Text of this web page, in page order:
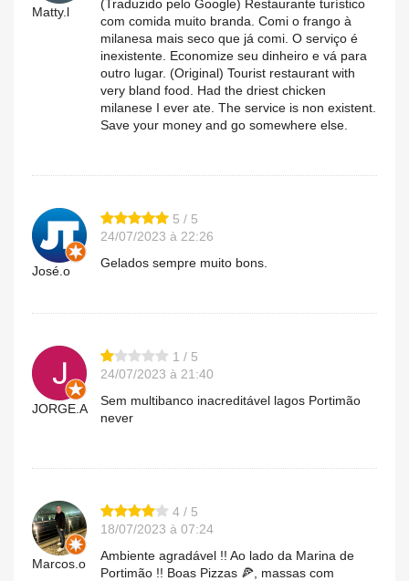
Matty.l
(Traduzido pelo Google) Restaurante turístico
com comida muito branda. Comi o frango à
milanesa mais seco que já comi. O serviço é
inexistente. Economize seu dinheiro e vá para
outro lugar. (Original) Tourist restaurant with
very bland food. Had the driest chicken
milanese I ever ate. The service is non existent.
Save your money and go somewhere else.
José.o
5 / 5
24/07/2023 à 22:26
Gelados sempre muito bons.
JORGE.A
1 / 5
24/07/2023 à 21:40
Sem multibanco inacreditável lagos Portimão
never
Marcos.o
4 / 5
18/07/2023 à 07:24
Ambiente agradável !! Ao lado da Marina de
Portimão !! Boas Pizzas 🍕, massas com